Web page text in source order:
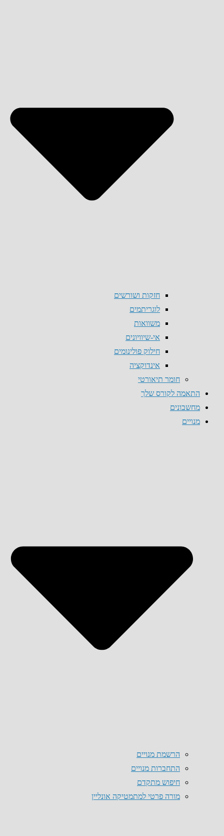
חזקות ושורשים
לוגריתמים
משוואות
אי-שיוויונים
חילוק פולינומים
אינדוקציה
חומר תיאורטי
התאמה לקורס שלך
מחשבונים
מנויים
הרשמת מנויים
התחברות מנויים
חיפוש מתקדם
מורה פרטי למתמטיקה אונליין